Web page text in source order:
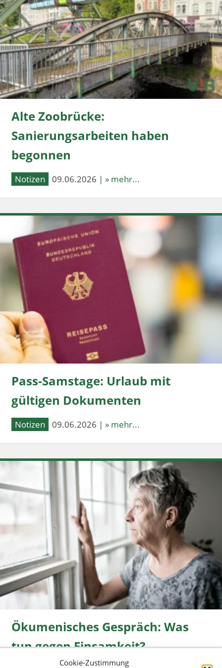
Cookie-Zustimmung
Alte Zoobrücke:
Sanierungsarbeiten haben
begonnen
Notizen 09.06.2026 | » mehr...
Pass-Samstage: Urlaub mit
gültigen Dokumenten
Notizen 09.06.2026 | » mehr...
Ökumenisches Gespräch: Was
tun gegen Einsamkeit?